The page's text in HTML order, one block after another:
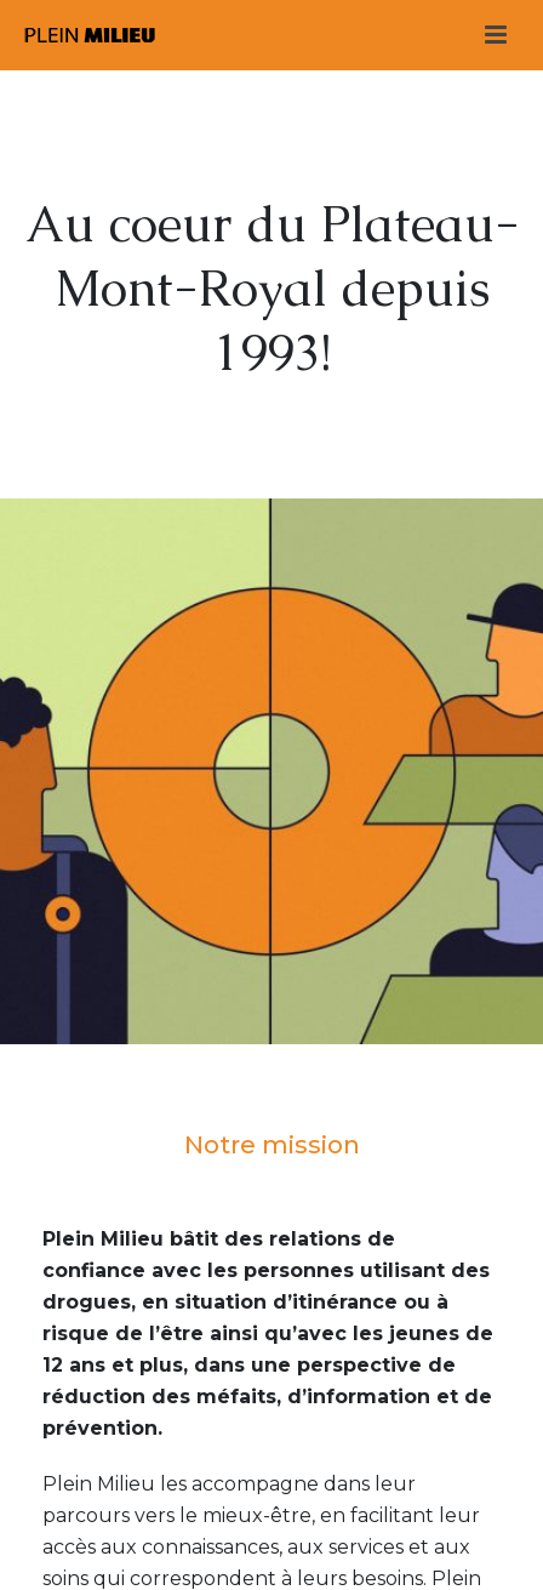
Au coeur du Plateau-
Mont-Royal depuis
1993!
Notre mission
Plein Milieu bâtit des relations de
confiance avec les personnes utilisant des
drogues, en situation d’itinérance ou à
risque de l’être ainsi qu’avec les jeunes de
12 ans et plus, dans une perspective de
réduction des méfaits, d’information et de
prévention.
Plein Milieu les accompagne dans leur
parcours vers le mieux-être, en facilitant leur
accès aux connaissances, aux services et aux
soins qui correspondent à leurs besoins. Plein